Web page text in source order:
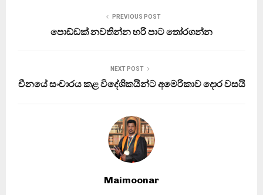
PREVIOUS POST
පොඩ්ඩක් නවතින්න හරි පාට තෝරගන්න
NEXT POST
චීනයේ සංචාරය කළ විදේශිකයින්ට අමෙරිකාව දොර වසයි
Maimoonar